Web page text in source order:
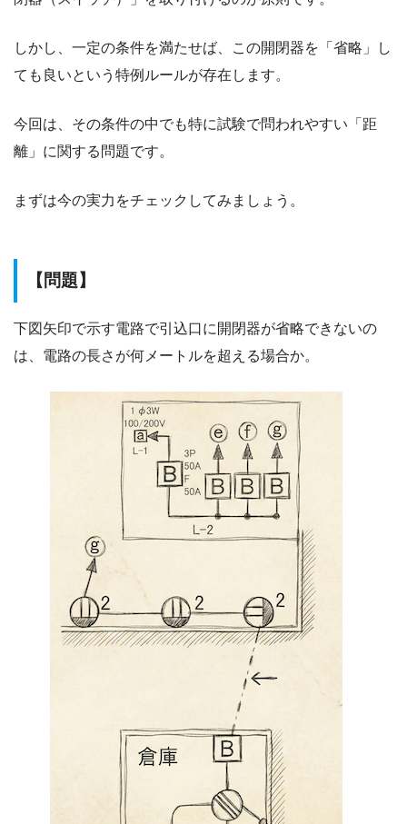
しかし、一定の条件を満たせば、この開閉器を「省略」し
ても良いという特例ルールが存在します。
今回は、その条件の中でも特に試験で問われやすい「距
離」に関する問題です。
まずは今の実力をチェックしてみましょう。
【問題】
下図矢印で示す電路で引込口に開閉器が省略できないの
は、電路の長さが何メートルを超える場合か。